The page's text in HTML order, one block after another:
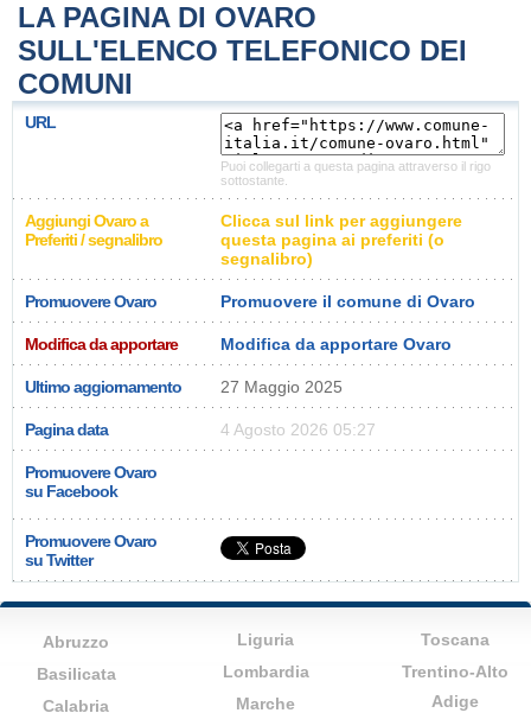
LA PAGINA DI OVARO
SULL'ELENCO TELEFONICO DEI
COMUNI
URL
Puoi collegarti a questa pagina attraverso il rigo
sottostante.
Aggiungi Ovaro a
Preferiti / segnalibro
Clicca sul link per aggiungere
questa pagina ai preferiti (o
segnalibro)
Promuovere Ovaro Promuovere il comune di Ovaro
Modifica da apportare Modifica da apportare Ovaro
Ultimo aggiornamento 27 Maggio 2025
Pagina data 4 Agosto 2026 05:27
Promuovere Ovaro
su Facebook
Promuovere Ovaro
su Twitter
Abruzzo
Basilicata
Calabria
Liguria
Lombardia
Marche
Toscana
Trentino-Alto
Adige